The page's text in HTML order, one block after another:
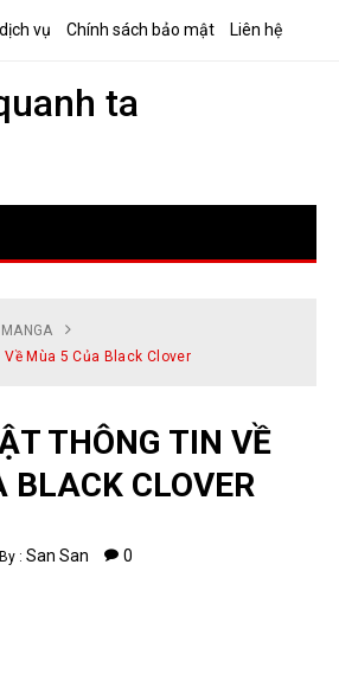
vụ Chính sách bảo mật Liên hệ
ta
Mùa 5 Của Black Clover
BLACK CLOVER
By :San San 0